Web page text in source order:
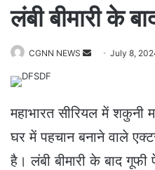
लंबी बीमारी के
CGNN NEWS
a
n
e
July 8,
महाभारत सीरियल में शकुनी
घर में पहचान बनाने वाले
है। लंबी बीमारी के बाद